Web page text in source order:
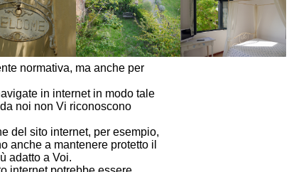
normativa, ma anche per
in internet in modo tale
noi non Vi riconoscono
del sito internet, per esempio,
anche a mantenere protetto il
adatto a Voi.